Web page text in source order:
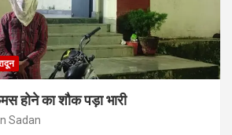
होने का शौक पड़ा भारी
Sadan